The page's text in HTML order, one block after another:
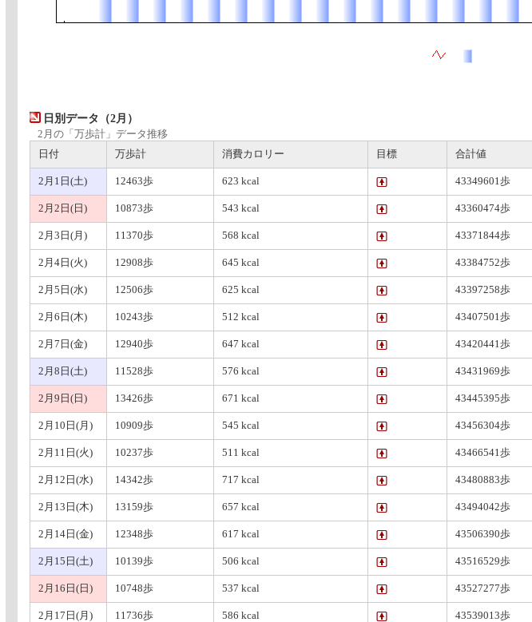
日別データ（2月）
2月の「万歩計」データ推移
日付
万歩計 消費カロリー 目標 合計値
2月1日(土) 12463歩 623 kcal 43349601歩
2月2日(日) 10873歩 543 kcal 43360474歩
2月3日(月) 11370歩 568 kcal 43371844歩
2月4日(火) 12908歩 645 kcal 43384752歩
2月5日(水) 12506歩 625 kcal 43397258歩
2月6日(木) 10243歩 512 kcal 43407501歩
2月7日(金) 12940歩 647 kcal 43420441歩
2月8日(土) 11528歩 576 kcal 43431969歩
2月9日(日) 13426歩 671 kcal 43445395歩
2月10日(月) 10909歩 545 kcal 43456304歩
2月11日(火) 10237歩 511 kcal 43466541歩
2月12日(水) 14342歩 717 kcal 43480883歩
2月13日(木) 13159歩 657 kcal 43494042歩
2月14日(金) 12348歩 617 kcal 43506390歩
2月15日(土) 10139歩 506 kcal 43516529歩
2月16日(日) 10748歩 537 kcal 43527277歩
2月17日(月) 11736歩 586 kcal 43539013歩